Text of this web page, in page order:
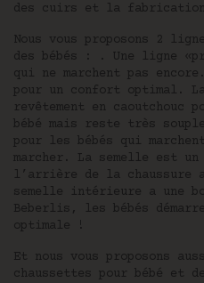
des cuirs et la
Nous vous proposons 2
des bébés : . Une ligne
qui ne marchent pas
pour un confort optimal.
revêtement en caoutchouc
bébé mais reste très
pour les bébés qui
marcher. La semelle est
l’arrière de la
semelle intérieure a une
Beberlis, les bébés
optimale !
Et nous vous proposons
chaussettes pour bébé et